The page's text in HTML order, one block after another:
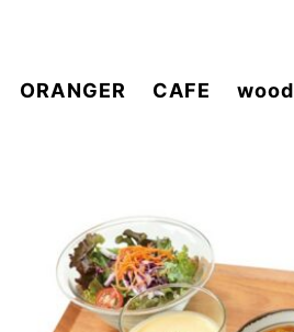
ORANGER CAFE wood